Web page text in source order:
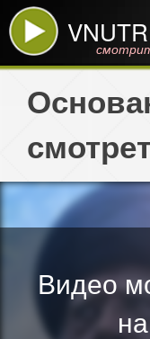
Видео